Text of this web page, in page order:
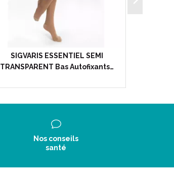
SIGVARIS ESSENTIEL SEMI
TRANSPARENT Bas Autofixants…
Nos conseils
santé